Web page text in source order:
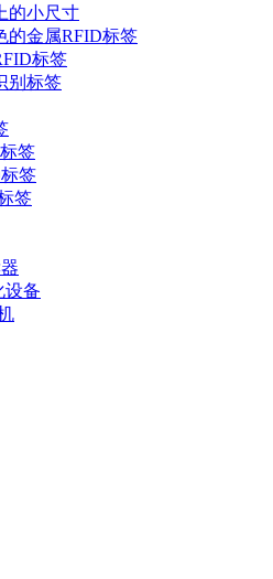
的小尺寸
的金属RFID标签
标签
别标签
签
签
签
设备